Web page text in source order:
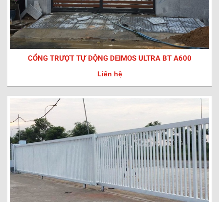
CỔNG TRƯỢT TỰ ĐỘNG DEIMOS ULTRA BT A600
Liên hệ